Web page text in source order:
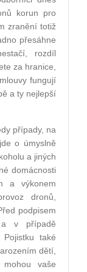
korun pro
zranění totiž
přesáhne
rozdíl
za hranice,
fungují
a ty nejlepší
případy, na
o úmyslně
a jiných
domácnosti
a výkonem
dronů,
podpisem
a v případě
také
dětí,
vaše